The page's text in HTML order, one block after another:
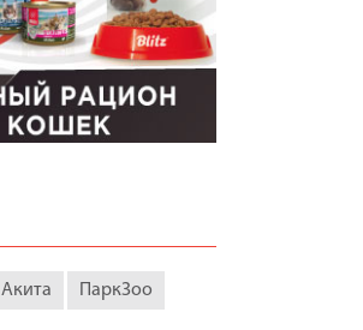
Акита ПаркЗоо